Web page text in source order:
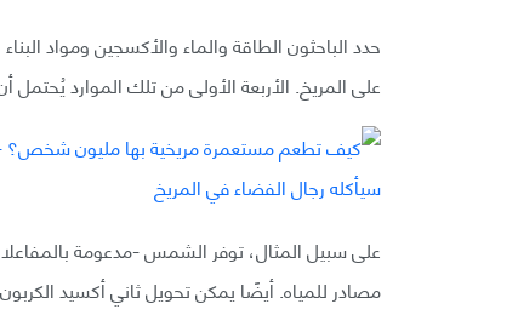
حدد الباحثون الطاقة والماء والأكسجين ومواد
على المريخ. الأربعة الأولى من تلك الموارد
على سبيل المثال، توفر الشمس -مدعومة
مصادر للمياه. أيضًا يمكن تحويل ثاني أكسيد